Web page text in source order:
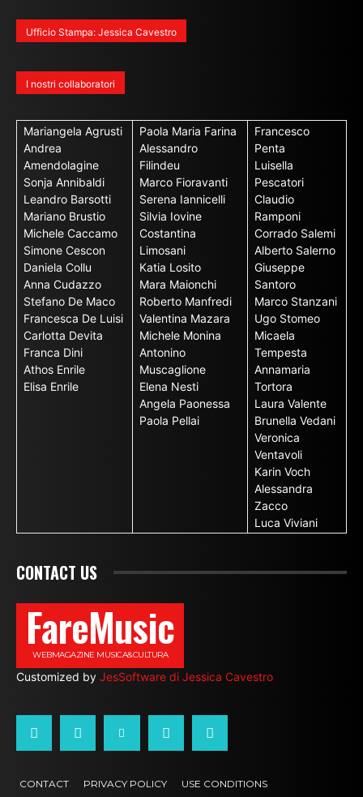
Ufficio Stampa: Jessica Cavestro
I nostri collaboratori
Mariangela Agrusti
Andrea
Amendolagine
Sonja Annibaldi
Leandro Barsotti
Mariano Brustio
Michele Caccamo
Simone Cescon
Daniela Collu
Anna Cudazzo
Stefano De Maco
Francesca De Luisi
Carlotta Devita
Franca Dini
Athos Enrile
Elisa Enrile
Paola Maria Farina
Alessandro
Filindeu
Marco Fioravanti
Serena Iannicelli
Silvia Iovine
Costantina
Limosani
Katia Losito
Mara Maionchi
Roberto Manfredi
Valentina Mazara
Michele Monina
Antonino
Muscaglione
Elena Nesti
Angela Paonessa
Paola Pellai
Francesco
Penta
Luisella
Pescatori
Claudio
Ramponi
Corrado Salemi
Alberto Salerno
Giuseppe
Santoro
Marco Stanzani
Ugo Stomeo
Micaela
Tempesta
Annamaria
Tortora
Laura Valente
Brunella Vedani
Veronica
Ventavoli
Karin Voch
Alessandra
Zacco
Luca Viviani
CONTACT US
FareMusic
WEBMAGAZINE MUSICA&CULTURA
Customized by JesSoftware di Jessica Cavestro
CONTACT PRIVACY POLICY USE CONDITIONS